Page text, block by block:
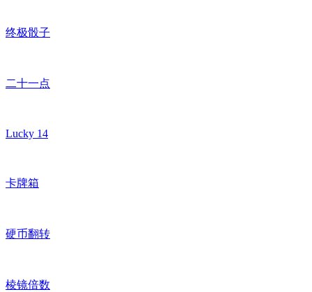
终极骰子
二十一点
Lucky 14
卡牌箱
硬币翻转
棱镜倍数